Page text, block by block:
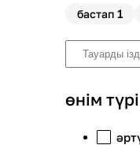
бастап 1
өнім түрі